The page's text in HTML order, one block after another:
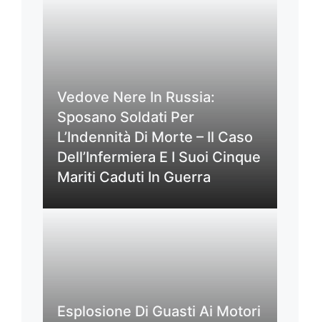
Vedove Nere In Russia:
Sposano Soldati Per
L’Indennità Di Morte – Il Caso
Dell’Infermiera E I Suoi Cinque
Mariti Caduti In Guerra
Esplosione Di Guasti Ai Motori